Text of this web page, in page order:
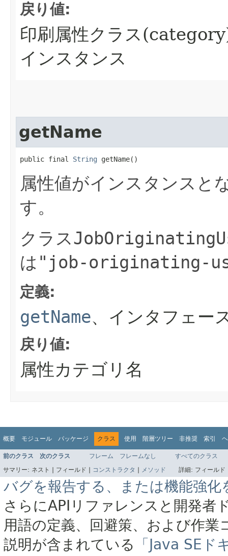
戻り値:
印刷属性クラス
インスタンス
getName
public final String getName()
属性値がインスタンスと
す。
クラス
は "job-originating-
定義:
getName、インタフェー
戻り値:
属性カテゴリ名
概要 モジュール パッケージ クラス 使用 階層ツリー 非推奨 索引
前のクラス 次のクラス フレーム フレームなし
すべてのクラス
サマリー: ネスト | フィールド | コンストラクタ | メソッド 詳細: フィール
バグを報告する、または機能強化
さらにAPIリファレンスと開発者
用語の定義、回避策、および作
説明が含まれている
「Java SE